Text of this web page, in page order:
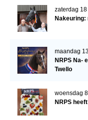
zaterdag 18
Nakeuring:
maandag
NRPS Na-
Twello
woensdag
NRPS